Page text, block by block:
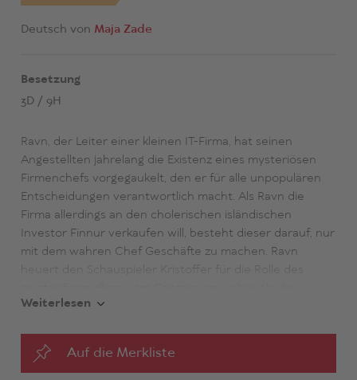
Deutsch von Maja Zade
Besetzung
3D / 9H
Ravn, der Leiter einer kleinen IT-Firma, hat seinen
Angestellten jahrelang die Existenz eines mysteriösen
Firmenchefs vorgegaukelt, den er für alle unpopulären
Entscheidungen verantwortlich macht. Als Ravn die
Firma allerdings an den cholerischen isländischen
Investor Finnur verkaufen will, besteht dieser darauf, nur
mit dem wahren Chef Geschäfte zu machen. Ravn
heuert den Schauspieler Kristoffer für die Rolle des
Umstände Kristoffer zwingen, noch ein paar Tage länger
allmählich zu Kopf...
Weiterlesen
Auf die Merkliste